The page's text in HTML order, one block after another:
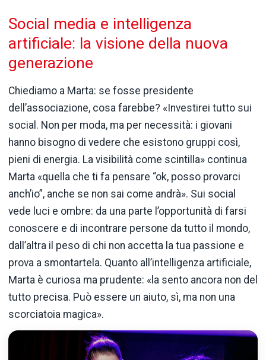
Social media e intelligenza
artificiale: la visione della nuova
generazione
Chiediamo a Marta: se fosse presidente
dell’associazione, cosa farebbe? « Investirei tutto sui
social. Non per moda, ma per necessità: i giovani
hanno bisogno di vedere che esistono gruppi così,
pieni di energia. La visibilità come scintilla» continua
Marta «quella che ti fa pensare “ok, posso provarci
anch’io”, anche se non sai come andrà». Sui social
vede luci e ombre: da una parte l’opportunità di farsi
conoscere e di incontrare persone da tutto il mondo,
dall’altra il peso di chi non accetta la tua passione e
prova a smontartela. Quanto all’intelligenza artificiale,
Marta è curiosa ma prudente: « la sento ancora non del
tutto precisa. Può essere un aiuto, sì, ma non una
scorciatoia magica».